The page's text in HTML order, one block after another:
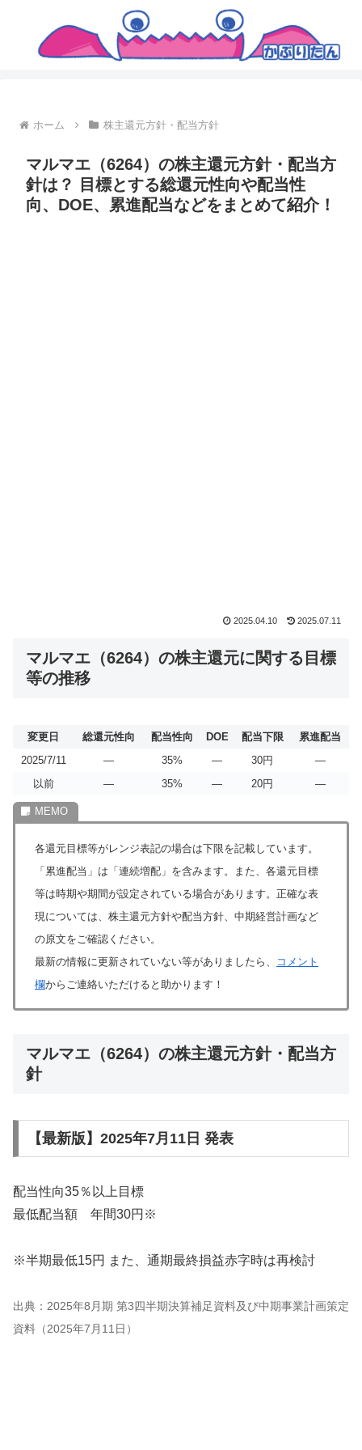
ホーム 株主還元方針・配当方針
マルマエ（6264）の株主還元方針・配当方
針は？ 目標とする総還元性向や配当性
向、DOE、累進配当などをまとめて紹介！
2025.04.10 2025.07.11
マルマエ（6264）の株主還元に関する目標
等の推移
変更日 総還元性向 配当性向 DOE 配当下限
累進配当
2025/7/11
― 35% ― 30円
―
以前
― 35% ― 20円 ―
各還元目標等がレンジ表記の場合は下限を記載しています。
「累進配当」は「連続増配」を含みます。また、各還元目標
等は時期や期間が設定されている場合があります。正確な表
現については、株主還元方針や配当方針、中期経営計画など
の原文をご確認ください。
最新の情報に更新されていない等がありましたら、
コメント
欄からご連絡いただけると助かります！
マルマエ（6264）の株主還元方針・配当方
針
【最新版】2025年7月11日 発表
配当性向35％以上目標
最低配当額 年間30円※
※半期最低15円 また、通期最終損益赤字時は再検討
出典：2025年8月期 第3四半期決算補足資料及び中期事業計画策定
資料（2025年7月11日）